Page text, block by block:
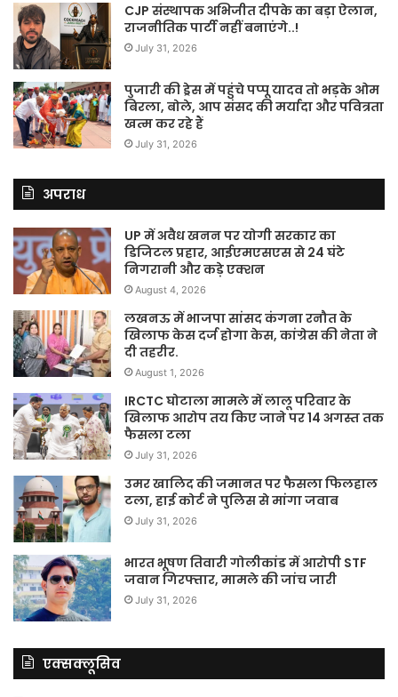
CJP संस्थापक अभिजीत दीपके का बड़ा ऐलान,
राजनीतिक पार्टी नहीं बनाएंगे..!
July 31, 2026
पुजारी की ड्रेस में पहुंचे पप्पू यादव तो भड़के ओम
बिरला, बोले, आप संसद की मर्यादा और पवित्रता
खत्म कर रहे हैं
July 31, 2026
अपराध
UP में अवैध खनन पर योगी सरकार का
डिजिटल प्रहार, आईएमएसएस से 24 घंटे
निगरानी और कड़े एक्शन
August 4, 2026
लखनऊ में भाजपा सांसद कंगना रनौत के
खिलाफ केस दर्ज होगा केस, कांग्रेस की नेता ने
दी तहरीर.
August 1, 2026
IRCTC घोटाला मामले में लालू परिवार के
खिलाफ आरोप तय किए जाने पर 14 अगस्त तक
फैसला टला
July 31, 2026
उमर खालिद की जमानत पर फैसला फिलहाल
टला, हाई कोर्ट ने पुलिस से मांगा जवाब
July 31, 2026
भारत भूषण तिवारी गोलीकांड में आरोपी STF
जवान गिरफ्तार, मामले की जांच जारी
July 31, 2026
एक्सक्लूसिव